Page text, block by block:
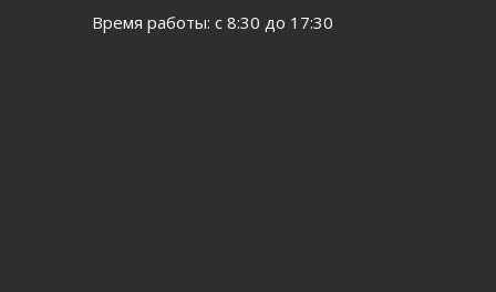
Время работы: с 8:30 до 17:30